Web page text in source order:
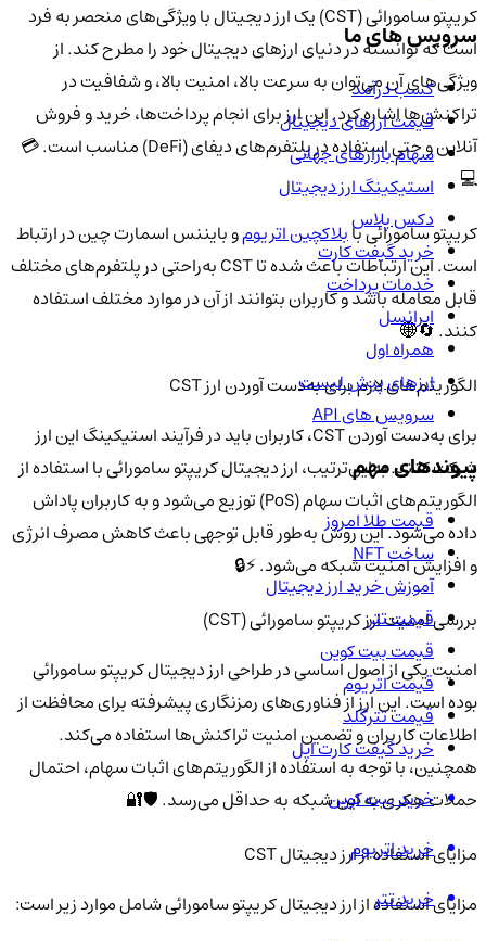
کریپتو سامورائی (CST) یک ارز دیجیتال با ویژگی‌های منحصر به فرد
است که توانسته در دنیای ارزهای دیجیتال خود را مطرح کند. از
ویژگی‌های آن می‌توان به سرعت بالا، امنیت بالا، و شفافیت در
تراکنش‌ها اشاره کرد. این ارز برای انجام پرداخت‌ها، خرید و فروش
آنلاین و حتی استفاده در پلتفرم‌های دیفای (DeFi) مناسب است. 💳
💻
کریپتو سامورائی بابلاکچین‌ اتریومو بایننس اسمارت چین در ارتباط
است. این ارتباطات باعث شده تا CST به‌راحتی در پلتفرم‌های مختلف
قابل معامله باشد و کاربران بتوانند از آن در موارد مختلف استفاده
کنند. 🔄🌐
الگوریتم‌های لازم برای به‌دست آوردن ارز CST
برای به‌دست آوردن CST، کاربران باید در فرآیند استیکینگ این ارز
شرکت کنند. به‌این‌ترتیب، ارز دیجیتال کریپتو سامورائی با استفاده از
الگوریتم‌های اثبات سهام (PoS) توزیع می‌شود و به کاربران پاداش
داده می‌شود. این روش به‌طور قابل توجهی باعث کاهش مصرف انرژی
و افزایش امنیت شبکه می‌شود. ⚡🔒
بررسی امنیت ارز کریپتو سامورائی (CST)
امنیت یکی از اصول اساسی در طراحی ارز دیجیتال کریپتو سامورائی
بوده است. این ارز از فناوری‌های رمزنگاری پیشرفته برای محافظت از
اطلاعات کاربران و تضمین امنیت تراکنش‌ها استفاده می‌کند.
همچنین، با توجه به استفاده از الگوریتم‌های اثبات سهام، احتمال
حملات هکری به این شبکه به حداقل می‌رسد. 🛡️🔐
مزایای استفاده از ارز دیجیتال CST
مزایای استفاده از ارز دیجیتال کریپتو سامورائی شامل موارد زیر است:
سرویس های ما
کسب درآمد
قیمت ارزهای دیجیتال
سهام بازارهای جهانی
استیکینگ ارز دیجیتال
دکس پلاس
خرید گیفت کارت
خدمات پرداخت
ایرانسل
همراه اول
ارزهای پیش لیست
سرویس های API
پیوندهای مهم
قیمت طلا امروز
ساخت NFT
آموزش خرید ارز دیجیتال
قیمت تتر
قیمت بیت کوین
قیمت اتریوم
قیمت تترگلد
خرید گیفت کارت اپل
خرید بیت کوین
خرید اتریوم
خرید تتر